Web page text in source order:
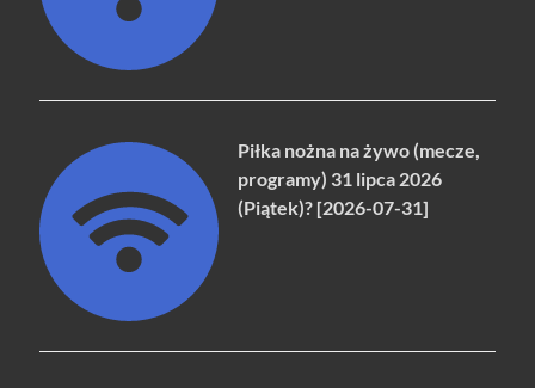
Piłka nożna na żywo (mecze,
programy) 31 lipca 2026
(Piątek)? [2026-07-31]